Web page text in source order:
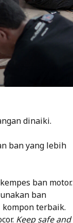
dinaiki.
ban yang lebih
ban motor.
ban
terbaik.
Keep safe and